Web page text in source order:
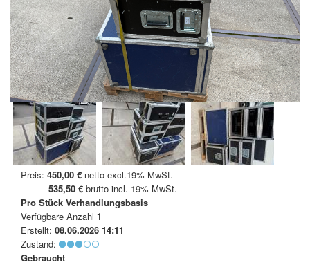
Preis: 450,00 € netto excl.19% MwSt.
535,50 € brutto incl. 19% MwSt.
Pro Stück Verhandlungsbasis
Verfügbare Anzahl 1
Erstellt: 08.06.2026 14:11
Zustand:
Gebraucht